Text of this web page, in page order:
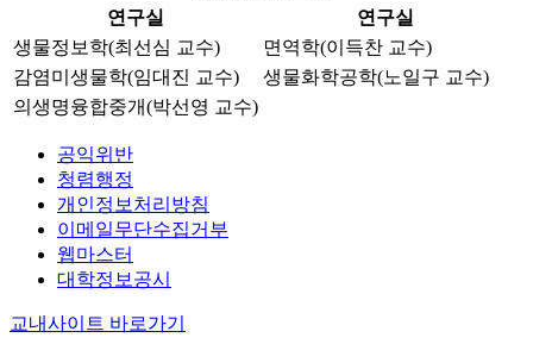
연구실
연구실
생물정보학(최선심 교수)
면역학(이득찬 교수)
감염미생물학(임대진 교수)
생물화학공학(노일구 교수)
의생명융합중개(박선영 교수)
공익위반
청렴행정
개인정보처리방침
이메일무단수집거부
웹마스터
대학정보공시
교내사이트 바로가기